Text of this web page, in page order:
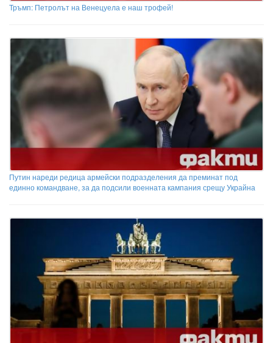
Тръмп: Петролът на Венецуела е наш трофей!
Путин нареди редица армейски подразделения да преминат под
единно командване, за да подсили военната кампания срещу Украйна